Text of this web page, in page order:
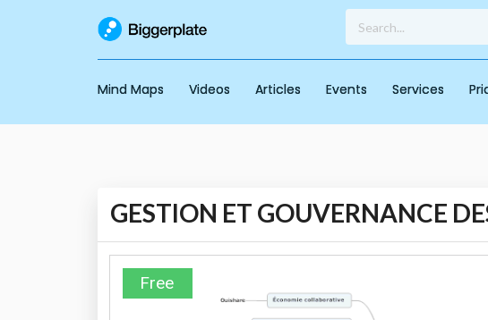
Mind Maps Videos Articles Events Services
GESTION ET GOUVERNANCE
Free